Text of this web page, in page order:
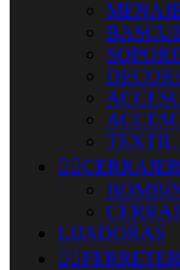
TEXTIL
 
LIJADORAS
 